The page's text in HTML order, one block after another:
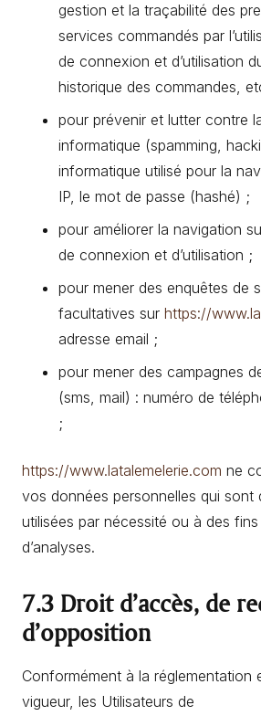
gestion et la traçabilité des
services commandés par
de connexion et d’utilisation
historique des commandes,
pour prévenir et lutter contre
informatique (spamming,
informatique utilisé pour la
IP, le mot de passe (hashé) ;
pour améliorer la navigation
de connexion et d’utilisation ;
pour mener des enquêtes de
facultatives sur https://
adresse email ;
pour mener des campagnes
(sms, mail) : numéro de
;
https://www.latalemelerie.com ne
vos données personnelles qui sont
utilisées par nécessité ou à des
d’analyses.
7.3 Droit d’accès, de
d’opposition
Conformément à la réglementation
vigueur, les Utilisateurs de